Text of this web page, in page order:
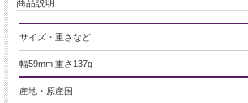
商品説明
サイズ・重さなど
幅59mm 重さ137g
産地・原産国